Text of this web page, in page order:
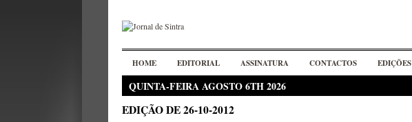
HOME EDITORIAL ASSINATURA CONTACTOS EDIÇÕES
QUINTA-FEIRA AGOSTO 6TH 2026
EDIÇÃO DE 26-10-2012